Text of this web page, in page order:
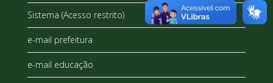
Sistema (Acesso restrito)
e-mail prefeitura
e-mail educação